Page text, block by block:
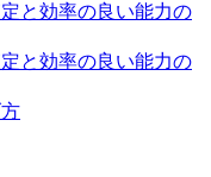
と効率の良い能力の
と効率の良い能力の